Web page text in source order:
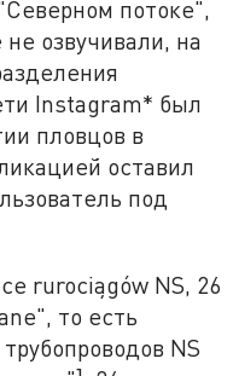
потоке",
озвучивали, на
Instagram* был
пловцов в
оставил
под
rurociągów NS, 26
то есть
NS